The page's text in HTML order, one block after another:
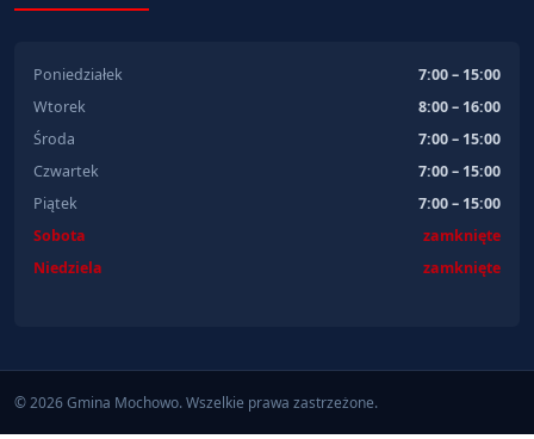
Poniedziałek
7:00 – 15:00
Wtorek
8:00 – 16:00
Środa
7:00 – 15:00
Czwartek
7:00 – 15:00
Piątek
7:00 – 15:00
Sobota
zamknięte
Niedziela
zamknięte
© 2026 Gmina Mochowo. Wszelkie prawa zastrzeżone.